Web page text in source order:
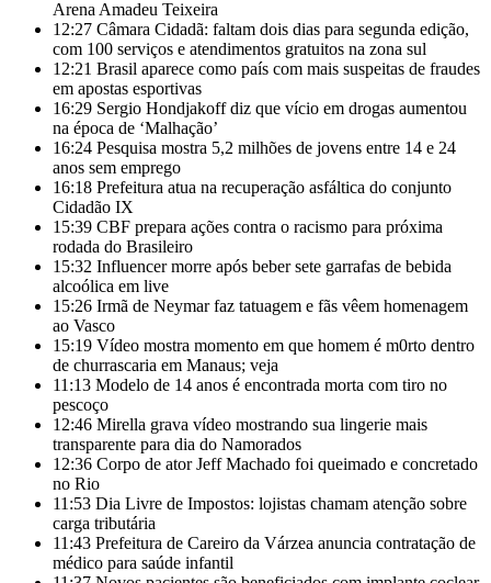
Arena Amadeu Teixeira
12:27 Câmara Cidadã: faltam dois dias para segunda edição,
com 100 serviços e atendimentos gratuitos na zona sul
12:21 Brasil aparece como país com mais suspeitas de fraudes
em apostas esportivas
16:29 Sergio Hondjakoff diz que vício em drogas aumentou
na época de ‘Malhação’
16:24 Pesquisa mostra 5,2 milhões de jovens entre 14 e 24
anos sem emprego
16:18 Prefeitura atua na recuperação asfáltica do conjunto
Cidadão IX
15:39 CBF prepara ações contra o racismo para próxima
rodada do Brasileiro
15:32 Influencer morre após beber sete garrafas de bebida
alcoólica em live
15:26 Irmã de Neymar faz tatuagem e fãs vêem homenagem
ao Vasco
15:19 Vídeo mostra momento em que homem é m0rto dentro
de churrascaria em Manaus; veja
11:13 Modelo de 14 anos é encontrada morta com tiro no
pescoço
12:46 Mirella grava vídeo mostrando sua lingerie mais
transparente para dia do Namorados
12:36 Corpo de ator Jeff Machado foi queimado e concretado
no Rio
11:53 Dia Livre de Impostos: lojistas chamam atenção sobre
carga tributária
11:43 Prefeitura de Careiro da Várzea anuncia contratação de
médico para saúde infantil